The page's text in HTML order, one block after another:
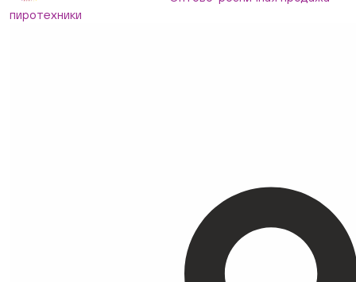
пиротехники